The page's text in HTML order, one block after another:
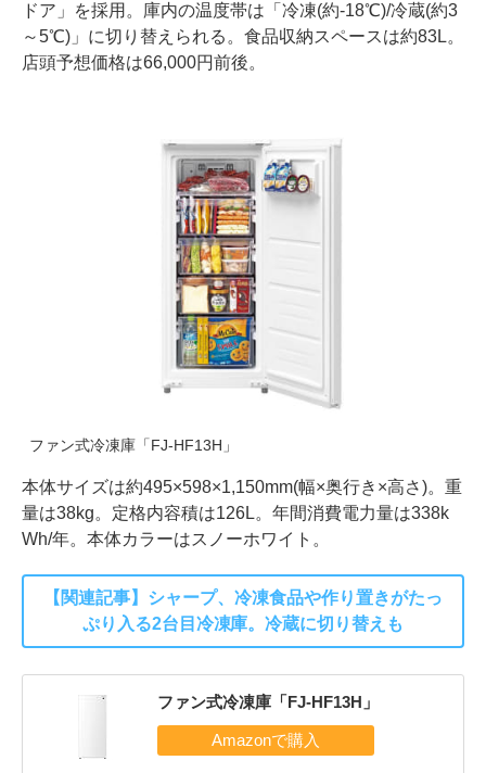
ドア」を採用。庫内の温度帯は「冷凍(約-18℃)/冷蔵(約3
～5℃)」に切り替えられる。食品収納スペースは約83L。
店頭予想価格は66,000円前後。
ファン式冷凍庫「FJ-HF13H」
本体サイズは約495×598×1,150mm(幅×奥行き×高さ)。重
量は38kg。定格内容積は126L。年間消費電力量は338k
Wh/年。本体カラーはスノーホワイト。
【関連記事】シャープ、冷凍食品や作り置きがたっ
ぷり入る2台目冷凍庫。冷蔵に切り替えも
ファン式冷凍庫「FJ-HF13H」